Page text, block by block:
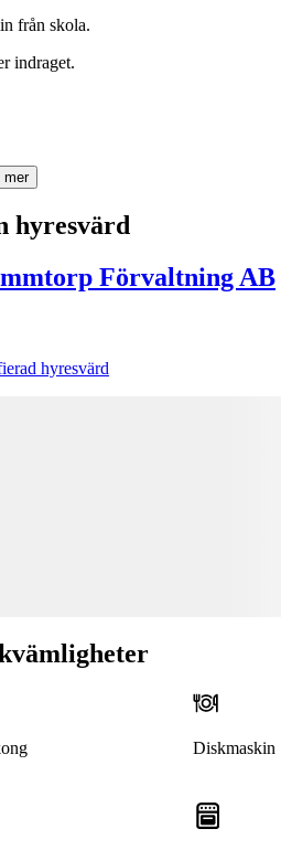
från skola.
indraget.
mer
hyresvärd
Förvaltning AB
hyresvärd
Diskmaskin